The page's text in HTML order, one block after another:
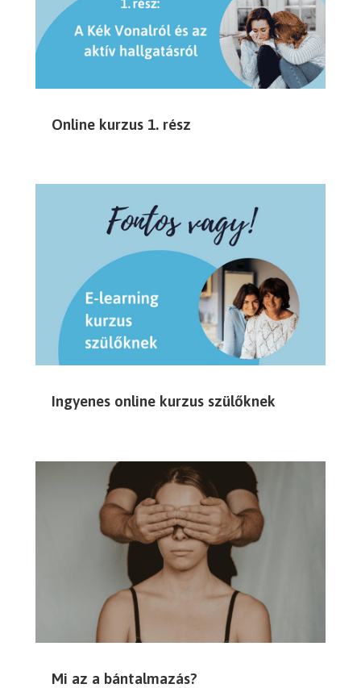
Online kurzus 1. rész
Ingyenes online kurzus szülőknek
Mi az a bántalmazás?